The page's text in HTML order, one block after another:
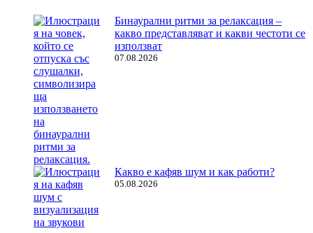
Бинаурални ритми за релаксация –
какво представляват и какви честоти се
използват
07.08.2026
Какво е кафяв шум и как работи?
05.08.2026